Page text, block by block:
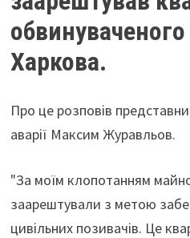
обвинуваченого
Харкова.
Про це розповів
аварії Максим Журавльов.
"За моїм клопотанням
заарештували з метою
цивільних позивачів. Це